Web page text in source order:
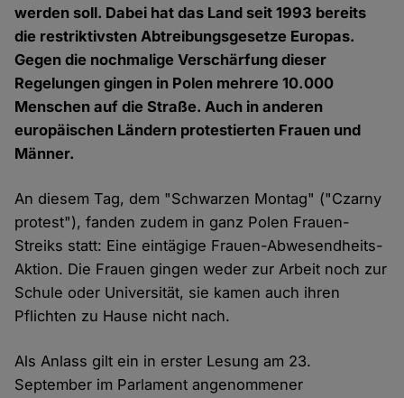
werden soll. Dabei hat das Land seit 1993 bereits
die restriktivsten Abtreibungsgesetze Europas.
Gegen die nochmalige Verschärfung dieser
Regelungen gingen in Polen mehrere 10.000
Menschen auf die Straße. Auch in anderen
europäischen Ländern protestierten Frauen und
Männer.
An diesem Tag, dem "Schwarzen Montag" ("Czarny
protest"), fanden zudem in ganz Polen Frauen-
Streiks statt: Eine eintägige Frauen-Abwesendheits-
Aktion. Die Frauen gingen weder zur Arbeit noch zur
Schule oder Universität, sie kamen auch ihren
Pflichten zu Hause nicht nach.
Als Anlass gilt ein in erster Lesung am 23.
September im Parlament angenommener